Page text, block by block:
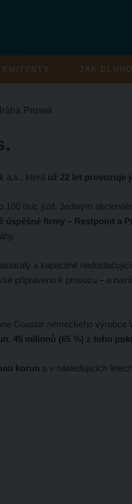
EMITENTY JAK
Prosek
a.s., která už 22 let provozuje
180 tisíc jízd. Jediným
úspěšné firmy – Restpoint a
a kapacitně
připraveno k provozu – a
Coaster německého výrobce
45 milionů (65 %) z toho
korun a v následujících